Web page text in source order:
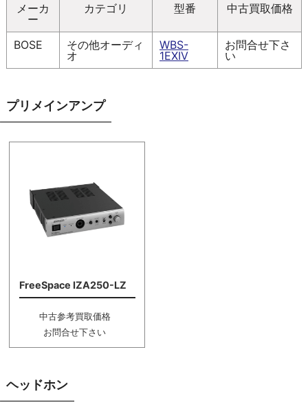
メーカ
ー
カテゴリ 型番 中古買取価格
BOSE
その他オーディ
オ
WBS-
1EXIV
お問合せ下さ
い
プリメインアンプ
FreeSpace IZA250-LZ
中古参考買取価格
お問合せ下さい
ヘッドホン